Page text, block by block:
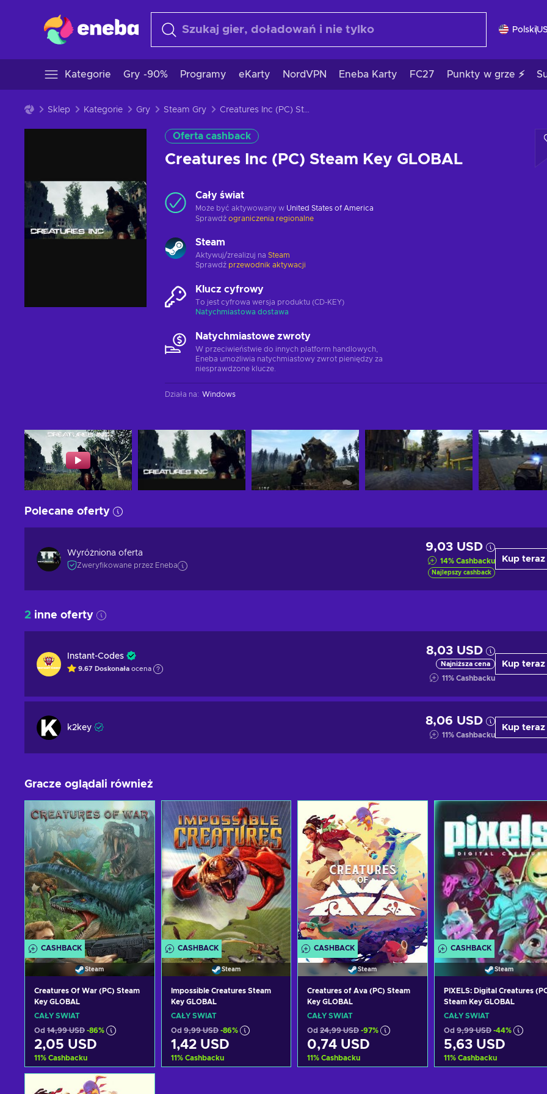
Polski
Kategorie Gry -90% Programy eKarty NordVPN Eneba Karty FC27 Punkty w grze ⚡
Sklep Kategorie Gry Steam Gry Creatures Inc (PC) Steam Key GLOBAL
Oferta cashback
Creatures Inc (PC) Steam Key GLOBAL
Cały świat
Może być aktywowany w United States of America
Sprawdź ograniczenia regionalne
Steam
Aktywuj/zrealizuj na Steam
Sprawdź przewodnik aktywacji
Klucz cyfrowy
To jest cyfrowa wersja produktu (CD-KEY)
Natychmiastowa dostawa
Natychmiastowe zwroty
W przeciwieństwie do innych platform handlowych,
Eneba umożliwia natychmiastowy zwrot pieniędzy za
niesprawdzone klucze.
Działa na: Windows
Polecane oferty
Wyróżniona oferta
Zweryfikowane przez Eneba
9,03 USD
14% Cashbacku
Najlepszy cashback
Kup teraz
2 inne oferty
Instant-Codes
9.67 Doskonała ocena
8,03 USD
Najniższa cena
11% Cashbacku
Kup teraz
k2key
8,06 USD
11% Cashbacku
Kup teraz
Gracze oglądali również
CASHBACK
Steam
Creatures Of War (PC) Steam
Key GLOBAL
CAŁY ŚWIAT
Od 14,99 USD -86%
2,05 USD
11% Cashbacku
Dodaj do koszyka
CASHBACK
Steam
Impossible Creatures Steam
Key GLOBAL
CAŁY ŚWIAT
Od 9,99 USD -86%
1,42 USD
11% Cashbacku
CASHBACK
Steam
Creatures of Ava (PC) Steam
Key GLOBAL
CAŁY ŚWIAT
Od 24,99 USD -97%
0,74 USD
11% Cashbacku
CASHBACK
Steam
PIXELS: Digital Creatures
Steam Key GLOBAL
CAŁY ŚWIAT
Od 9,99 USD -44%
5,63 USD
11% Cashbacku